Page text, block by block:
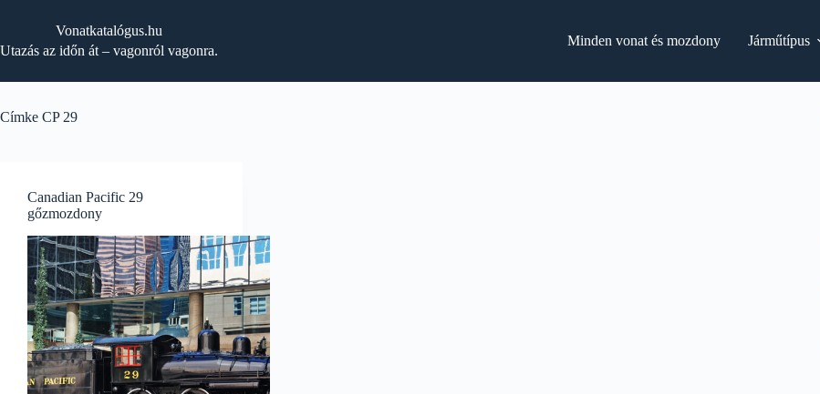
Vonatkatalógus.hu
Utazás az időn át – vagonról vagonra.
Minden vonat és mozdony Járműtípus
Címke CP 29
Canadian Pacific 29
gőzmozdony